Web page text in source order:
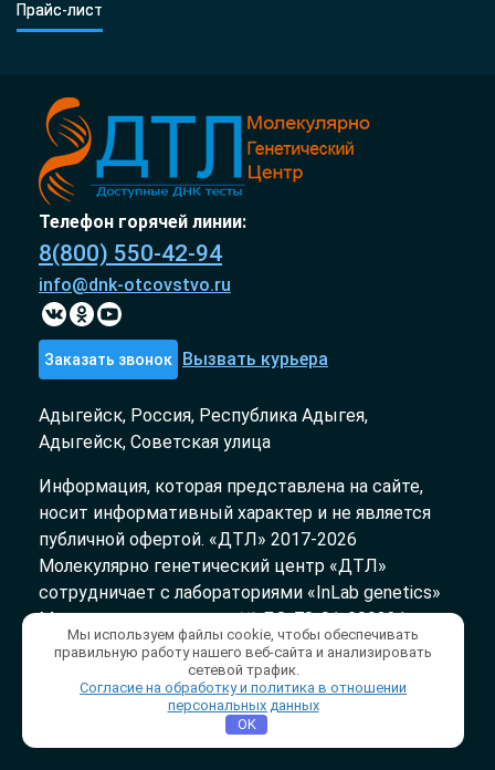
Прайс-лист
Телефон горячей линии:
8(800) 550-42-94
info@dnk-otcovstvo.ru
Заказать звонок Вызвать курьера
Адыгейск, Россия, Республика Адыгея,
Адыгейск, Советская улица
Информация, которая представлена на сайте,
носит информативный характер и не является
публичной офертой. «ДТЛ» 2017-2026
Молекулярно генетический центр «ДТЛ»
сотрудничает с лабораториями «InLab genetics»
Медицинская лицензия № ЛО-78-01-009231 от
03.10.2018
Политика конфиденциальности/
Публичная оферта
Мы используем файлы cookie, чтобы обеспечивать
правильную работу нашего веб-сайта и анализировать
сетевой трафик.
Согласие на обработку и политика в отношении
персональных данных
OK